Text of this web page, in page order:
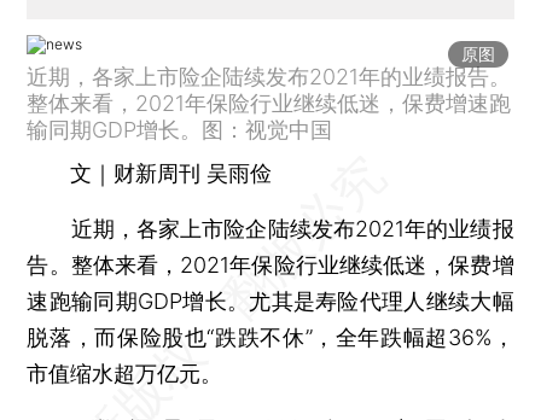
原图
近期，各家上市险企陆续发布2021年的业绩报告。
整体来看，2021年保险行业继续低迷，保费增速跑
输同期GDP增长。图：视觉中国
文｜财新周刊 吴雨俭
近期，各家上市险企陆续发布2021年的业绩报
告。整体来看，2021年保险行业继续低迷，保费增
速跑输同期GDP增长。尤其是寿险代理人继续大幅
脱落，而保险股也“跌跌不休”，全年跌幅超36%，
市值缩水超万亿元。